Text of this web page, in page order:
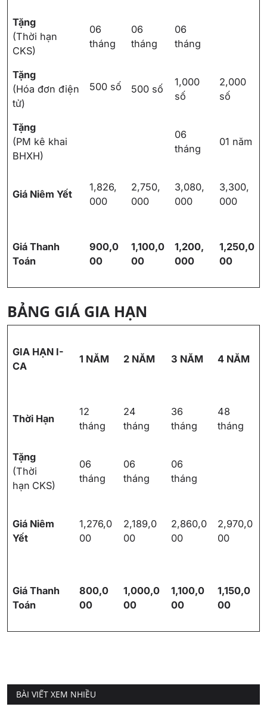
Tặng
(Thời hạn
CKS)
06
tháng
06
tháng
06
tháng
Tặng
(Hóa đơn điện
tử)
500 số 500 số
1,000
số
2,000
số
Tặng
(PM kê khai
BHXH)
06
tháng
01 năm
Giá Niêm Yết
1,826,
000
2,750,
000
3,080,
000
3,300,
000
Giá Thanh
Toán
900,0
00
1,100,0
00
1,200,
000
1,250,0
00
BẢNG GIÁ GIA HẠN
GIA HẠN I-
CA
1 NĂM 2 NĂM 3 NĂM 4 NĂM
Thời Hạn
12
tháng
24
tháng
36
tháng
48
tháng
Tặng
(Thời
hạn CKS)
06
tháng
06
tháng
06
tháng
Giá Niêm
Yết
1,276,0
00
2,189,0
00
2,860,0
00
2,970,0
00
Giá Thanh
Toán
800,0
00
1,000,0
00
1,100,0
00
1,150,0
00
BÀI VIẾT XEM NHIỀU